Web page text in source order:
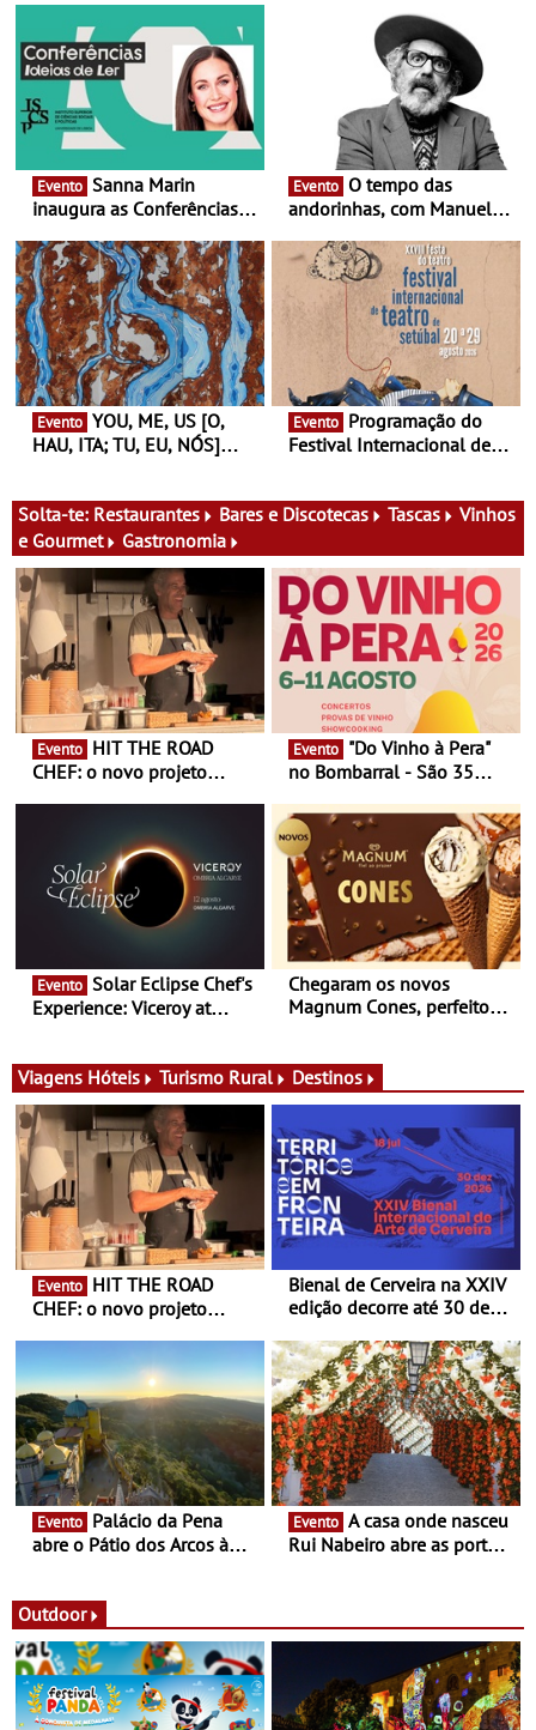
Evento
inaugura as Conferências
Antiga primeira-ministra da
Finlândia é a convidada da
primeira edição do novo
ciclo de debates dedicado
aos grandes temas do
nosso tempo
Evento
andorinhas, com Manuel
Atum - Concerto
performance na MAAT
Gallery a 3 de Setembro,
19:30
Evento
HAU, ITA; TU, EU, NÓS]
13 de Dezembro
Evento
Festival Internacional de
29 de Agosto
Solta-te: Restaurantes Bares e Discotecas Tascas
Vinhos
e Gourmet
Gastronomia
Evento
CHEF: o novo projeto
conceito gastronómico
itinerante que percorre
Portugal
Evento
no Bombarral - São 35
prova e seis dias de
experiências
Evento
Experience: Viceroy at
exclusiva
Chegaram os novos
Magnum Cones, perfeitos
Viagens Hóteis Turismo Rural Destinos
Evento
CHEF: o novo projeto
Queiroz Ribeiro - Um novo
conceito gastronómico
itinerante que percorre
Portugal
Bienal de Cerveira na XXIV
edição decorre até 30 de
enquanto “Territórios sem
Fronteira”
Evento
abre o Pátio dos Arcos à
Evento
Rui Nabeiro abre as portas
16 de agosto
Outdoor